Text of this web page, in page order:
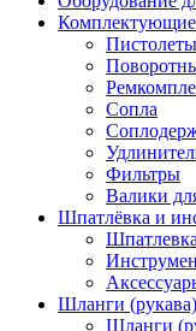
Комплектующие
Сопла
Фильтры
Валики
Шпатлёвка и
Шпатлевка
Шланги (рукава)
Шланги